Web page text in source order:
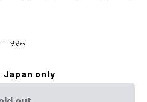
Japan only